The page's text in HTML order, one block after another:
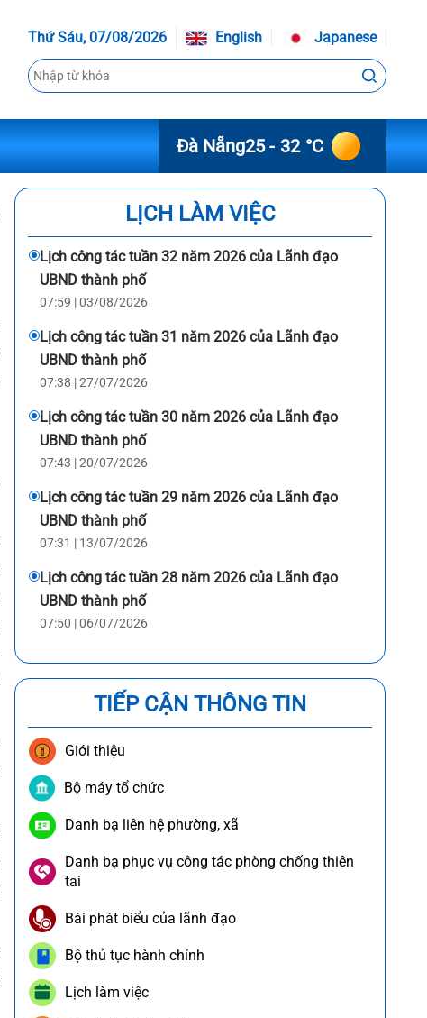
Thứ Sáu, 07/08/2026 English Japanese
Đà Nẵng25 - 32 °C
LỊCH LÀM VIỆC
Lịch công tác tuần 32 năm 2026 của Lãnh đạo
UBND thành phố
07:59 | 03/08/2026
Lịch công tác tuần 31 năm 2026 của Lãnh đạo
UBND thành phố
07:38 | 27/07/2026
Lịch công tác tuần 30 năm 2026 của Lãnh đạo
UBND thành phố
07:43 | 20/07/2026
Lịch công tác tuần 29 năm 2026 của Lãnh đạo
UBND thành phố
07:31 | 13/07/2026
Lịch công tác tuần 28 năm 2026 của Lãnh đạo
UBND thành phố
07:50 | 06/07/2026
TIẾP CẬN THÔNG TIN
Giới thiệu
Bộ máy tổ chức
Danh bạ liên hệ phường, xã
Danh bạ phục vụ công tác phòng chống thiên
tai
Bài phát biểu của lãnh đạo
Bộ thủ tục hành chính
Lịch làm việc